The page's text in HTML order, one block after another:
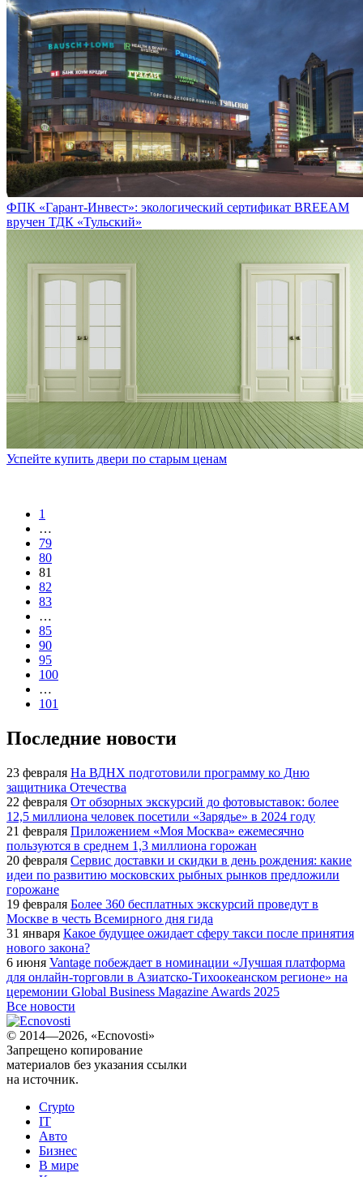
ФПК «Гарант-Инвест»: экологический сертификат BREEAM
вручен ТДК «Тульский»
Успейте купить двери по старым ценам
1
…
79
80
81
82
83
…
85
90
95
100
…
101
Последние новости
23 февраля На ВДНХ подготовили программу ко Дню
защитника Отечества
22 февраля От обзорных экскурсий до фотовыставок: более
12,5 миллиона человек посетили «Зарядье» в 2024 году
21 февраля Приложением «Моя Москва» ежемесячно
пользуются в среднем 1,3 миллиона горожан
20 февраля Сервис доставки и скидки в день рождения: какие
идеи по развитию московских рыбных рынков предложили
горожане
19 февраля Более 360 бесплатных экскурсий проведут в
Москве в честь Всемирного дня гида
31 января Какое будущее ожидает сферу такси после принятия
нового закона?
6 июня Vantage побеждает в номинации «Лучшая платформа
для онлайн-торговли в Азиатско-Тихоокеанском регионе» на
церемонии Global Business Magazine Awards 2025
Все новости
© 2014—2026, «Ecnovosti»
Запрещено копирование
материалов без указания ссылки
на источник.
Crypto
IT
Авто
Бизнес
В мире